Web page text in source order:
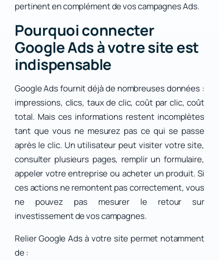
pertinent en complément de vos campagnes Ads.
Pourquoi connecter
Google Ads à votre site est
indispensable
Google Ads fournit déjà de nombreuses données :
impressions, clics, taux de clic, coût par clic, coût
total. Mais ces informations restent incomplètes
tant que vous ne mesurez pas ce qui se passe
après le clic. Un utilisateur peut visiter votre site,
consulter plusieurs pages, remplir un formulaire,
appeler votre entreprise ou acheter un produit. Si
ces actions ne remontent pas correctement, vous
ne pouvez pas mesurer le retour sur
investissement de vos campagnes.
Relier Google Ads à votre site permet notamment
de :